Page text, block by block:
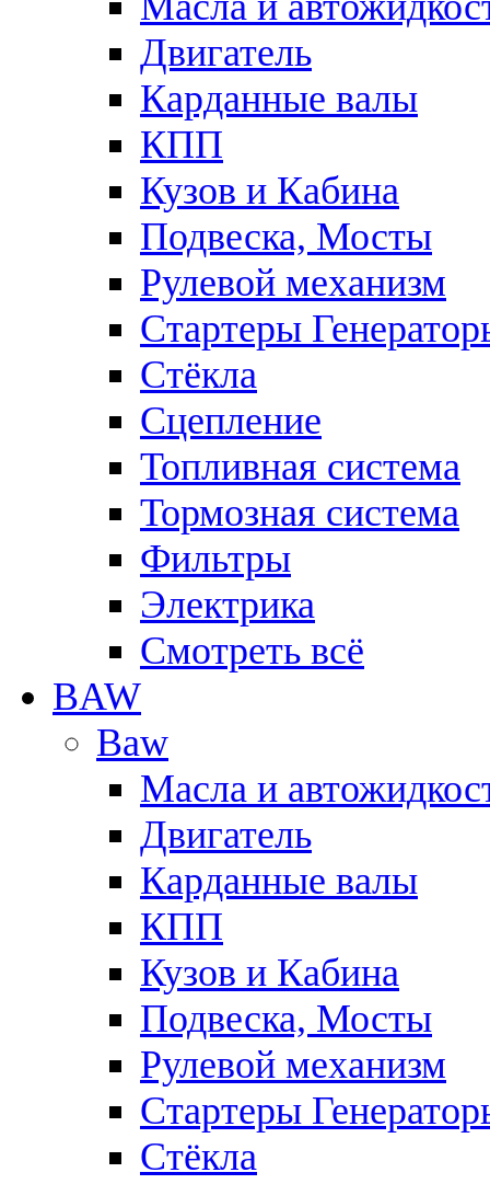
Двигатель
Карданные валы
КПП
Кузов и Кабина
Подвеска, Мосты
Рулевой механизм
Стартеры
Стёкла
Сцепление
Топливная система
Тормозная система
Фильтры
Электрика
Смотреть всё
BAW
Baw
Масла и
Двигатель
Карданные валы
КПП
Кузов и Кабина
Подвеска, Мосты
Рулевой механизм
Стартеры
Стёкла